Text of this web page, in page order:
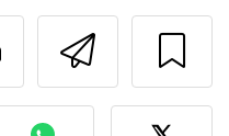
Imprimir
al autor
de esta